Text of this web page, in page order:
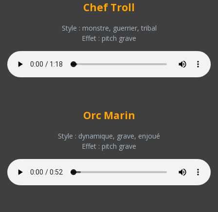
Chef Troll
Style : monstre, guerrier, tribal
Effet : pitch grave
Orc Marin
Style : dynamique, grave, enjoué
Effet : pitch grave